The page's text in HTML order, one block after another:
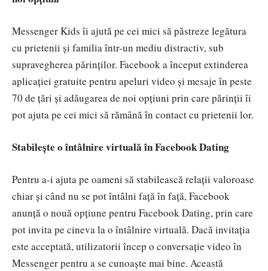
Messenger Kids îi ajută pe cei mici să păstreze legătura
cu prietenii și familia într-un mediu distractiv, sub
supravegherea părinților. Facebook a început extinderea
aplicației gratuite pentru apeluri video și mesaje în peste
70 de țări și adăugarea de noi opțiuni prin care părinții îi
pot ajuta pe cei mici să rămână în contact cu prietenii lor.
Stabilește o întâlnire virtuală în Facebook Dating
Pentru a-i ajuta pe oameni să stabilească relații valoroase
chiar și când nu se pot întâlni față în față, Facebook
anunță o nouă opțiune pentru Facebook Dating, prin care
pot invita pe cineva la o întâlnire virtuală. Dacă invitația
este acceptată, utilizatorii încep o conversație video în
Messenger pentru a se cunoaște mai bine. Această